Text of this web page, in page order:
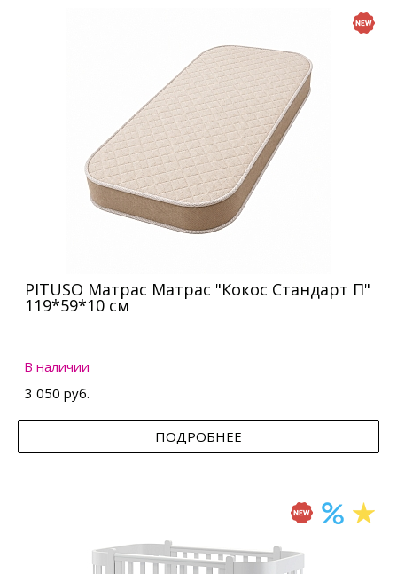
PITUSO Матрас Матрас "Кокос Стандарт П"
119*59*10 см
В наличии
3 050 руб.
ПОДРОБНЕЕ